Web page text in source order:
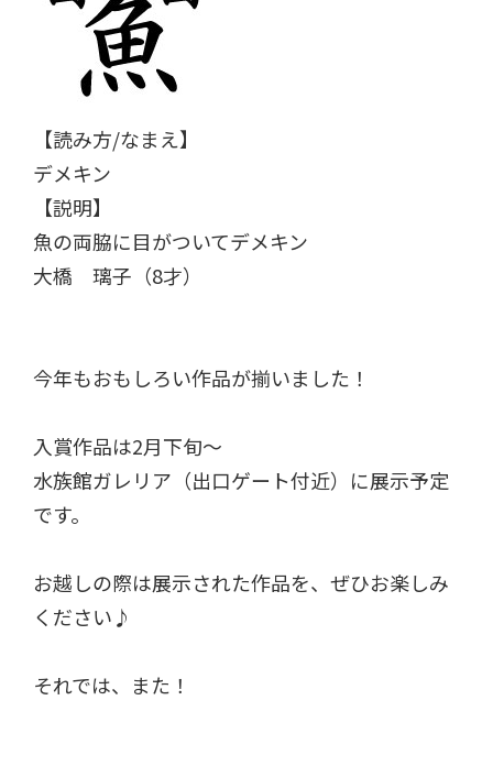
【読み方/なまえ】
デメキン
【説明】
魚の両脇に目がついてデメキン
大橋 璃子（8才）
今年もおもしろい作品が揃いました！
入賞作品は2月下旬～
水族館ガレリア（出口ゲート付近）に展示予定
です。
お越しの際は展示された作品を、ぜひお楽しみ
ください♪
それでは、また！